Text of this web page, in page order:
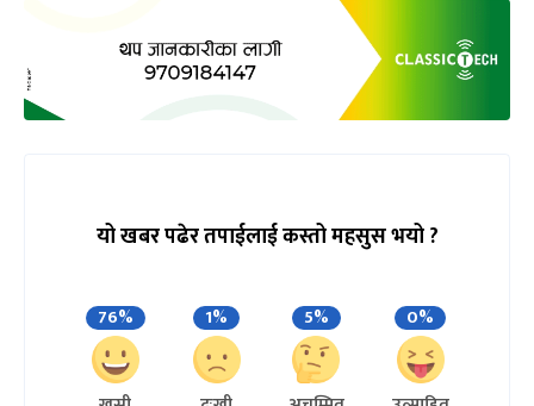
यो खबर पढेर तपाईलाई कस्तो महसुस भयो ?
76% 1% 5% 0%